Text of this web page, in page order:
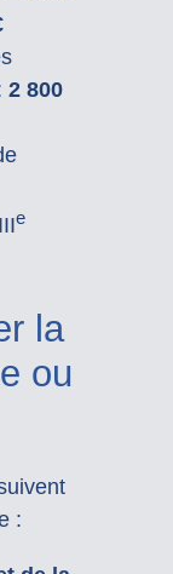
2 800
e
la
ou
: